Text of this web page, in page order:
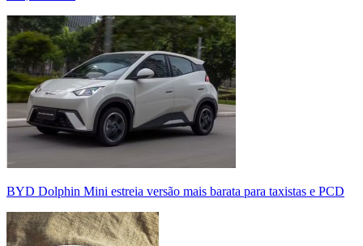
BYD Dolphin Mini estreia versão mais barata para taxistas e PCD